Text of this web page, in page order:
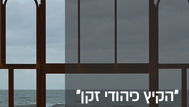
"הקיץ כיהודי זקן"